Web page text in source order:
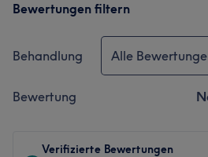
Bewertungen filtern
Behandlung Alle
Bewertung
Verifizierte Bewertungen